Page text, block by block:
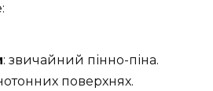
: звичайний пінно-піна.
поверхнях.